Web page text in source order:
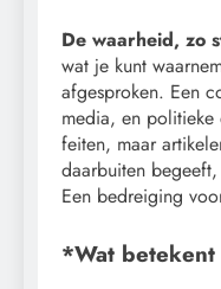
De waarheid, zo
wat je kunt
afgesproken. Een
media, en
feiten, maar
daarbuiten
Een bedreiging
*Wat